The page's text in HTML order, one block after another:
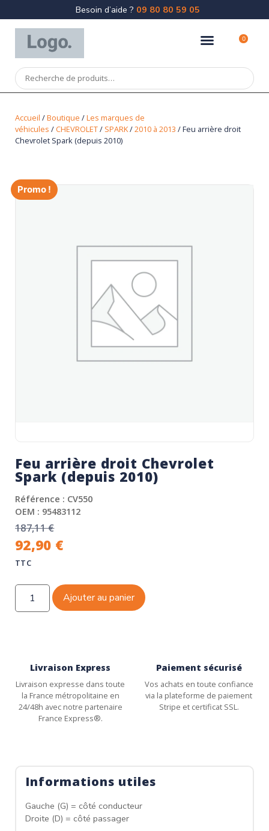
Besoin d’aide ? 09 80 80 59 05
0
Accueil /Boutique /Les marques de
véhicules / CHEVROLET/ SPARK/2010 à 2013 / Feu arrière droit
Chevrolet Spark (depuis 2010)
Promo !
Feu arrière droit Chevrolet
Spark (depuis 2010)
Référence : CV550
OEM : 95483112
187,11€
92,90 €
TTC
Ajouter au panier
Livraison Express
Livraison expresse dans toute
la France métropolitaine en
24/48h avec notre partenaire
France Express®.
Paiement sécurisé
Vos achats en toute confiance
via la plateforme de paiement
Stripe et certificat SSL.
Informations utiles
Gauche (G) = côté conducteur
Droite (D) = côté passager